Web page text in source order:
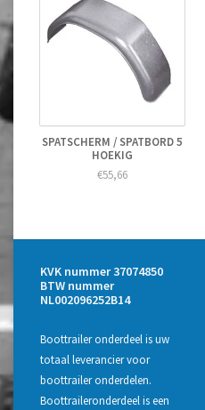
SPATSCHERM / SPATBORD 5
HOEKIG
€55,66
KVK nummer 37074850
BTW nummer
NL002096252B14
Boottrailer onderdeel is uw
totaal leverancier voor
boottrailer onderdelen.
Boottraileronderdeel is een